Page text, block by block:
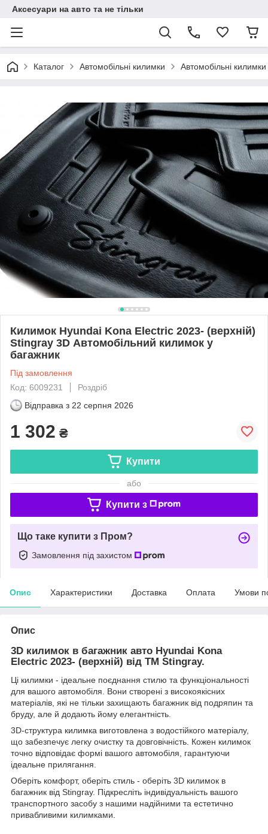
Аксесуари на авто та не тільки
Каталог Автомобільні килимки Автомобільні
Килимок Hyundai Kona Electric 2023- (верхній)
Stingray 3D Автомобільний килимок у
багажник
Під замовлення
Код: 6009231
Роздріб
Відправка з 22 серпня 2026
1 302 ₴
Купити
або
Купити з
Що таке купити з Пром?
Замовлення під захистом
Опис Характеристики Доставка Оплата Умови
Опис
3D килимок в багажник авто Hyundai Kona
Electric 2023- (верхній) від TM Stingray.
Ці килимки - ідеальне поєднання стилю та функціональності
для вашого автомобіля. Вони створені з високоякісних
матеріалів, які не тільки захищають багажник від подряпин та
бруду, але й додають йому елегантність.
3D-структура килимка виготовлена з водостійкого матеріалу,
що забезпечує легку очистку та довговічність. Кожен килимок
точно відповідає формі вашого автомобіля, гарантуючи
ідеальне прилягання.
Оберіть комфорт, оберіть стиль - оберіть 3D килимок в
багажник від Stingray. Підкресліть індивідуальність вашого
транспортного засобу з нашими надійними та естетично
привабливими килимками.